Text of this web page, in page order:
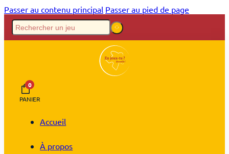
Passer au contenu principal Passer au pied de page
0
PANIER
Accueil
À propos